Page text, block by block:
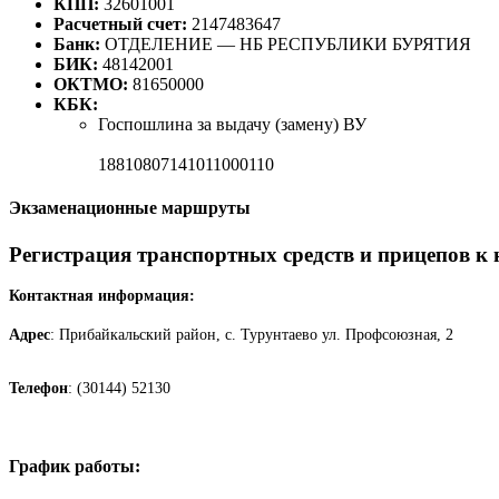
КПП: 32601001
Расчетный счет: 2147483647
Банк: ОТДЕЛЕНИЕ — НБ РЕСПУБЛИКИ БУРЯТИЯ
БИК: 48142001
ОКТМО: 81650000
КБК:
Госпошлина за выдачу (замену) ВУ
18810807141011000110
Экзаменационные маршруты
Регистрация транспортных средств и прицепов к
Контактная информация:
Адрес: Прибайкальский район, с. Турунтаево ул. Профсоюзная, 2
Телефон: (30144) 52130
График работы: